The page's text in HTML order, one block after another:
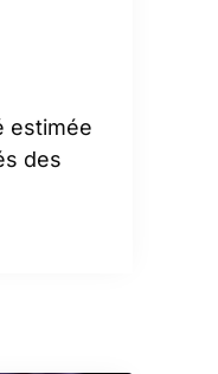
estimée
des